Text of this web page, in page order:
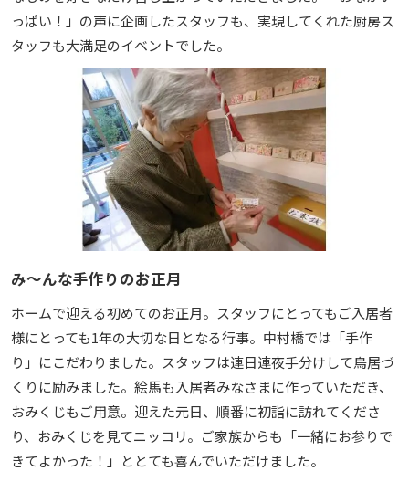
っぱい！」の声に企画したスタッフも、実現してくれた厨房ス
タッフも大満足のイベントでした。
み〜んな手作りのお正月
ホームで迎える初めてのお正月。スタッフにとってもご入居者
様にとっても1年の大切な日となる行事。中村橋では「手作
り」にこだわりました。スタッフは連日連夜手分けして鳥居づ
くりに励みました。絵馬も入居者みなさまに作っていただき、
おみくじもご用意。迎えた元日、順番に初詣に訪れてくださ
り、おみくじを見てニッコリ。ご家族からも「一緒にお参りで
きてよかった！」ととても喜んでいただけました。